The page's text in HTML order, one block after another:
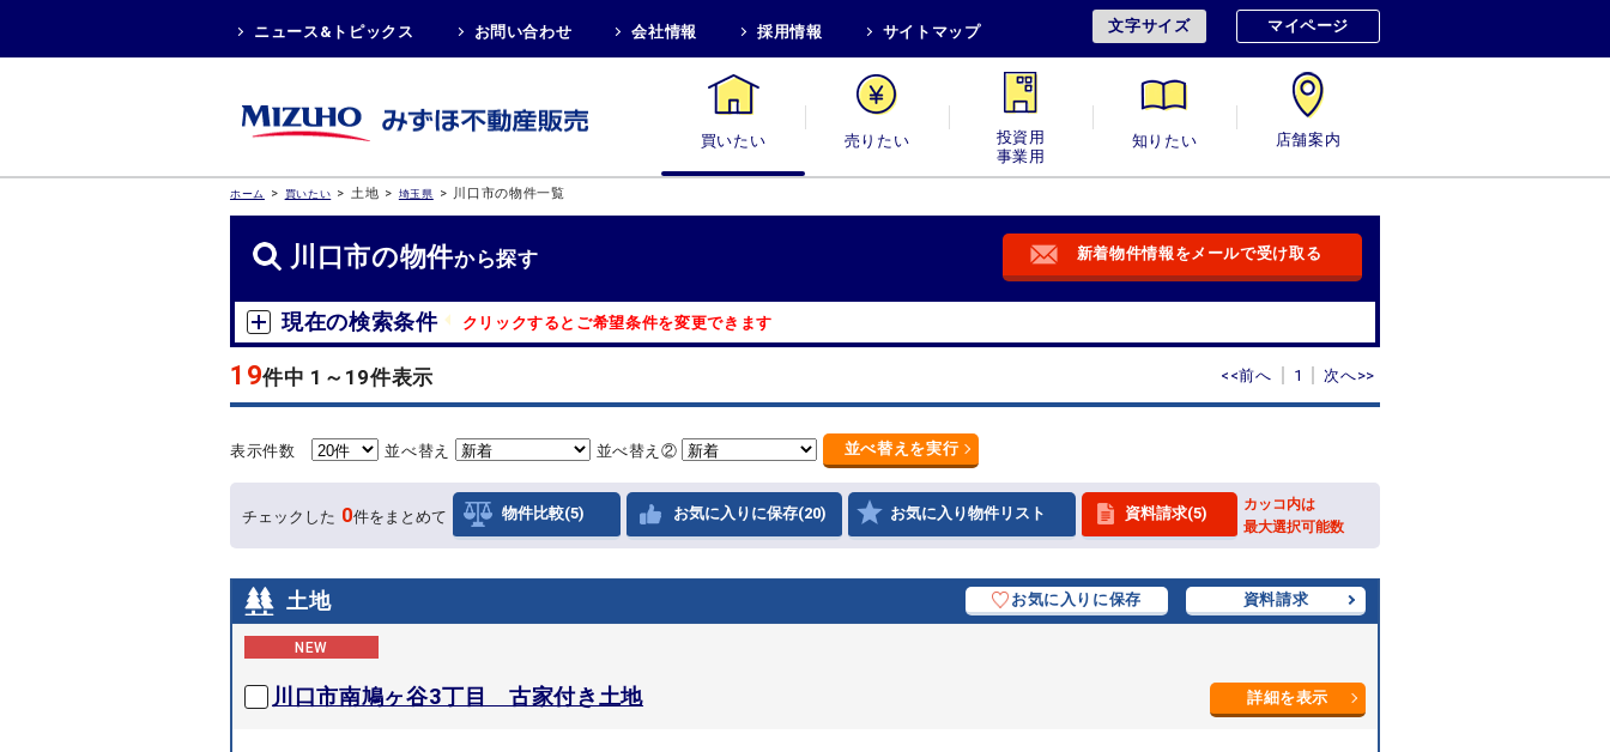
ニュース&トピックス お問い合わせ 会社情報 採用情報 サイトマップ 文字サイズ マイページ
買いたい 売りたい 投資用・事業用 知りたい 店舗案内
ホーム > 買いたい > 土地 > 埼玉県 > 川口市の物件一覧
川口市の物件から探す 新着物件情報をメールで受け取る
現在の検索条件 クリックするとご希望条件を変更できます
19件中 1～19件表示 <<前へ 1 次へ>>
表示件数 並べ替え 並べ替え② 並べ替え を実行
チェックした 0件をまとめて 物件比較(5) お気に入りに保存(20) お気に入り物件リスト 資料請求(5)
カッコ内は
最大選択可能数
土地 お気に入りに保存 資料請求
NEW
川口市南鳩ヶ谷3丁目 古家付き土地 詳細を表示